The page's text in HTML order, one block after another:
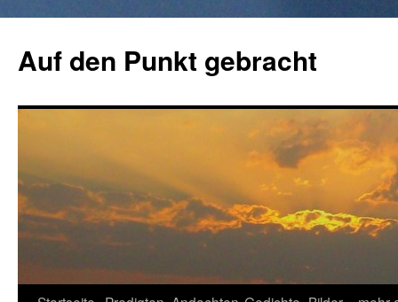
springen
Auf den Punkt gebracht